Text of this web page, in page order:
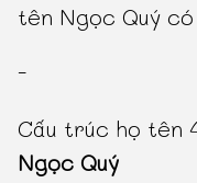
tên Ngọc Quý
-
Cấu trúc họ tên
Ngọc Quý